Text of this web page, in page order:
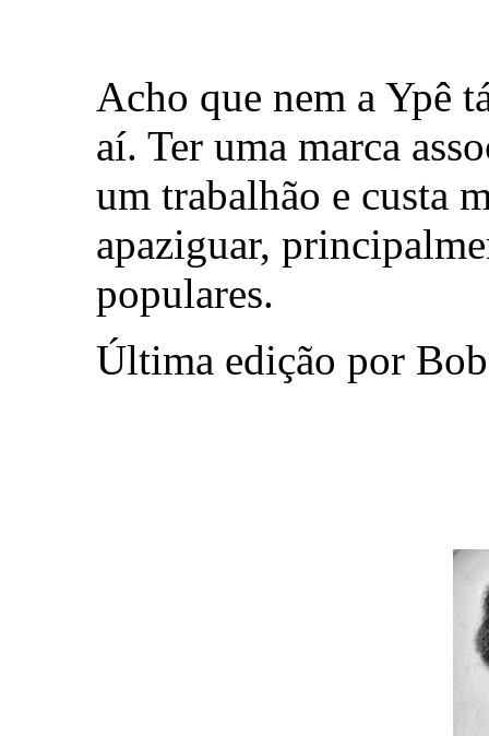
Acho que nem a Ypê
aí. Ter uma marca
um trabalhão e custa
apaziguar,
populares.
Última edição por